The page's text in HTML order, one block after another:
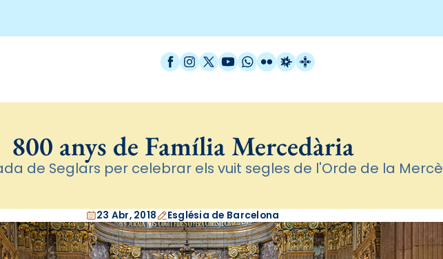
Facebook
Instagram
X / Twitter
YouTube
WhatsApp
FlickrRadio Estel
Catalunya Cristiana
800 anys de Família Mercedària
de Seglars per celebrar els vuit segles de l'Orde de la Mercè
23 Abr, 2018 Església de Barcelona